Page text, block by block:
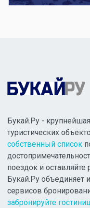
Букай.Ру -
туристических
собственный список
поездок и
Букай.Ру
сервисов
забронируйте